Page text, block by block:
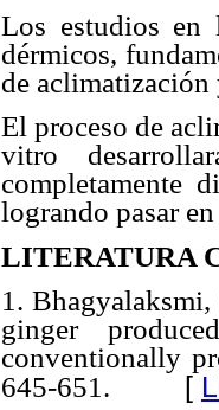
Los estudios en
dérmicos,
de aclimatización
El proceso de
vitro
completamente
logrando pasar
LITERATURA
1.
ginger
conventionally
645-651. [